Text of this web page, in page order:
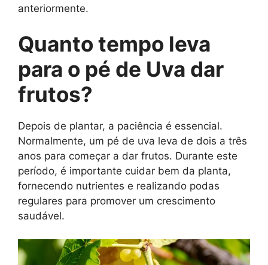
anteriormente.
Quanto tempo leva
para o pé de Uva dar
frutos?
Depois de plantar, a paciência é essencial.
Normalmente, um pé de uva leva de dois a três
anos para começar a dar frutos. Durante este
período, é importante cuidar bem da planta,
fornecendo nutrientes e realizando podas
regulares para promover um crescimento
saudável.